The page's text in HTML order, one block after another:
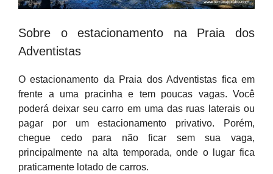
Sobre o estacionamento na Praia dos
Adventistas
O estacionamento da Praia dos Adventistas fica em
frente a uma pracinha e tem poucas vagas. Você
poderá deixar seu carro em uma das ruas laterais ou
pagar por um estacionamento privativo. Porém,
chegue cedo para não ficar sem sua vaga,
principalmente na alta temporada, onde o lugar fica
praticamente lotado de carros.